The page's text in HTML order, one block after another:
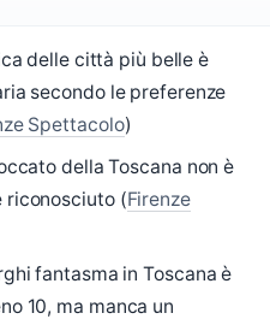
delle città più belle è
secondo le preferenze
Spettacolo)
della Toscana non è
riconosciuto (Firenze
fantasma in Toscana è
10, ma manca un